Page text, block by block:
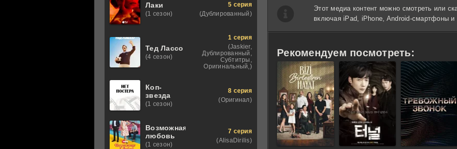
Этот медиа контент можно смотреть или
включая iPad, iPhone, Android-смартфоны
Рекомендуем посмотреть:
Лаки
(1 сезон)
5 серия
(Дублированный)
Тед Лассо
(4 сезон)
1 серия
(Jaskier,
Дублированный,
Субтитры,
Оригинальный,)
Коп-
звезда
(1 сезон)
8 серия
(Оригинал)
Возможная
любовь
(1 сезон)
7 серия
(AlisaDirilis)